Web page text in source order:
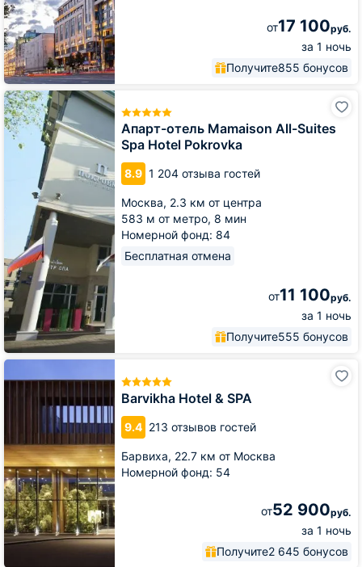
от17 100руб.
за 1 ночь
Получите855 бонусов
Апарт-отель Mamaison All-Suites
Spa Hotel Pokrovka
8.9 1 204 отзыва гостей
Москва, 2.3 км от центра
583 м от метро, 8 мин
Номерной фонд: 84
Бесплатная отмена
от11 100руб.
за 1 ночь
Получите555 бонусов
Апарт-
отель
Mamaison
All-
Suites
Pokrovka
Barvikha Hotel & SPA
9.4 213 отзывов гостей
Барвиха, 22.7 км от Москва
Номерной фонд: 54
от52 900руб.
за 1 ночь
Получите2 645 бонусов
Barvikha
Hotel